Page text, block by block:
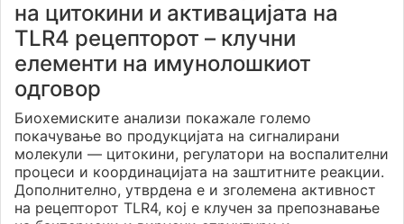
на цитокини и активацијата на
TLR4 рецепторот – клучни
елементи на имунолошкиот
одговор
Биохемиските анализи покажале големо
покачување во продукцијата на сигналирани
молекули — цитокини, регулатори на воспалителни
процеси и координацијата на заштитните реакции.
Дополнително, утврдена е и зголемена активност
на рецепторот TLR4, кој е клучен за препознавање